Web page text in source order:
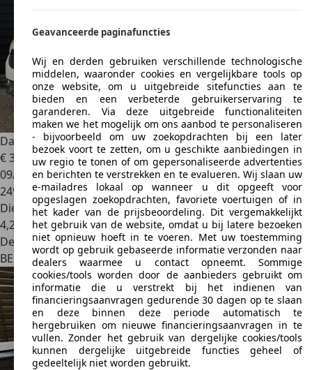
Dacia Lodgy1.5 dCi+7 PLACES+AIRCO+EURO 5
€ 3.490
09/2012
249.065 km
Diesel
4,2 l/100 km (comb.)
Dealer
BE 1410Waterloo
Geavanceerde paginafuncties
Wij en derden gebruiken verschillende technologische
middelen, waaronder cookies en vergelijkbare tools op
onze website, om u uitgebreide sitefuncties aan te
bieden en een verbeterde gebruikerservaring te
garanderen. Via deze uitgebreide functionaliteiten
maken we het mogelijk om ons aanbod te personaliseren
- bijvoorbeeld om uw zoekopdrachten bij een later
bezoek voort te zetten, om u geschikte aanbiedingen in
uw regio te tonen of om gepersonaliseerde advertenties
en berichten te verstrekken en te evalueren. Wij slaan uw
e-mailadres lokaal op wanneer u dit opgeeft voor
opgeslagen zoekopdrachten, favoriete voertuigen of in
het kader van de prijsbeoordeling. Dit vergemakkelijkt
het gebruik van de website, omdat u bij latere bezoeken
niet opnieuw hoeft in te voeren. Met uw toestemming
wordt op gebruik gebaseerde informatie verzonden naar
dealers waarmee u contact opneemt. Sommige
cookies/tools worden door de aanbieders gebruikt om
informatie die u verstrekt bij het indienen van
financieringsaanvragen gedurende 30 dagen op te slaan
en deze binnen deze periode automatisch te
hergebruiken om nieuwe financieringsaanvragen in te
vullen. Zonder het gebruik van dergelijke cookies/tools
kunnen dergelijke uitgebreide functies geheel of
gedeeltelijk niet worden gebruikt.